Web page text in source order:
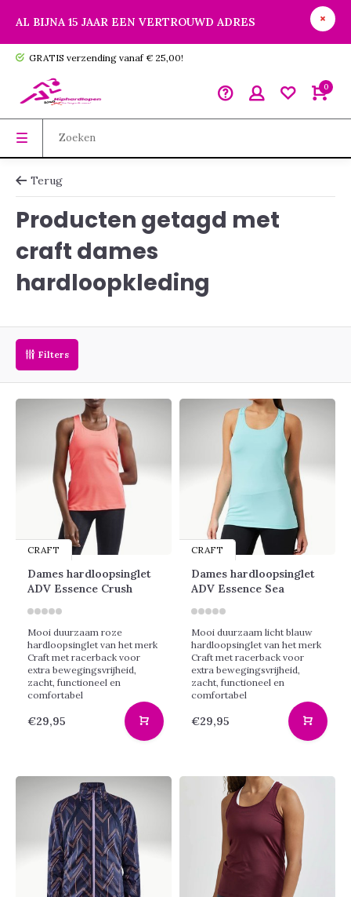
AL BIJNA 15 JAAR EEN VERTROUWD ADRES
GRATIS verzending vanaf € 25,00!
0
Terug
Producten getagd met
craft dames
hardloopkleding
Filters
CRAFT
Dames hardloopsinglet
ADV Essence Crush
Mooi duurzaam roze
hardloopsinglet van het merk
Craft met racerback voor
extra bewegingsvrijheid,
zacht, functioneel en
comfortabel
€29,95
CRAFT
Dames hardloopsinglet
ADV Essence Sea
Mooi duurzaam licht blauw
hardloopsinglet van het merk
Craft met racerback voor
extra bewegingsvrijheid,
zacht, functioneel en
comfortabel
€29,95